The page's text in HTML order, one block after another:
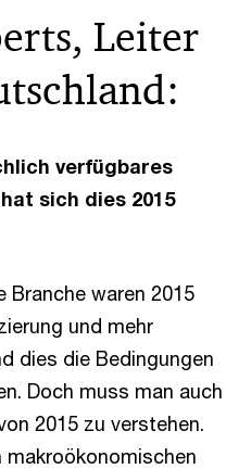
Leiter
verfügbares
sich dies 2015
Branche waren 2015
und mehr
dies die Bedingungen
Doch muss man auch
2015 zu verstehen.
makroökonomischen